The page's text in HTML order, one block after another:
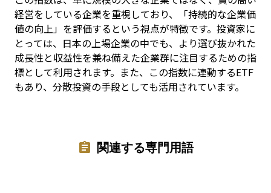
経営をしている企業を重視しており、「持続的な企業価
値の向上」を評価するという視点が特徴です。投資家に
とっては、日本の上場企業の中でも、より選び抜かれた
成長性と収益性を兼ね備えた企業群に注目するための指
標として利用されます。また、この指数に連動するETF
もあり、分散投資の手段としても活用されています。
関連する専門用語